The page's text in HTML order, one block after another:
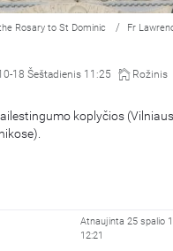
Rosary to St Dominic / Fr
18 Šeštadienis 11:25 Rožinis
koplyčios
Atnaujinta 25 spalio
12:21